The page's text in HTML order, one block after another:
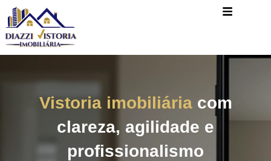
Vistoria imobiliáriacom
clareza, agilidade e
profissionalismo